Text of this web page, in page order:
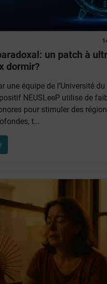
un patch à
dormir?
une équipe de l’Université
NEUSLeeP utilise de
pour stimuler des
t...